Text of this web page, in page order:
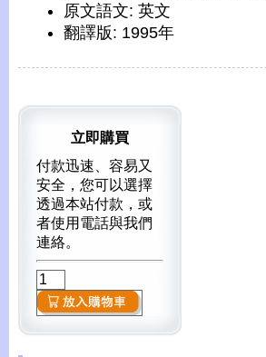
原文語文: 英文
翻譯版: 1995年
立即購買
付款迅速、容易又
安全，您可以選擇
透過本站付款，或
者使用電話與我們
連絡。